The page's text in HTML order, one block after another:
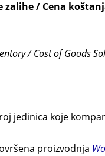
zalihe / Cena
/ Cost of Goods
jedinica koje
proizvodnja